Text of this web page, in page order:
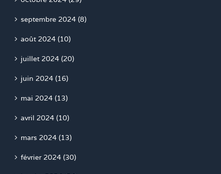
septembre 2024 (8)
août 2024 (10)
juillet 2024 (20)
juin 2024 (16)
mai 2024 (13)
avril 2024 (10)
mars 2024 (13)
février 2024 (30)